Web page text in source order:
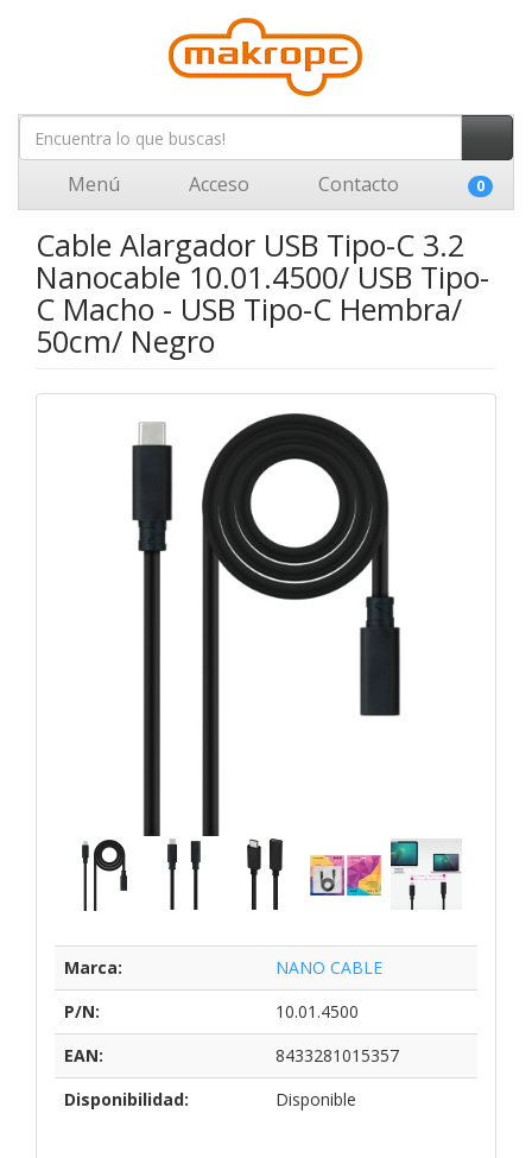
Menú Acceso Contacto 0
Cable Alargador USB Tipo-C 3.2
Nanocable 10.01.4500/ USB Tipo-
C Macho - USB Tipo-C Hembra/
50cm/ Negro
Marca:
NANO CABLE
P/N:
10.01.4500
EAN:
8433281015357
Disponibilidad:
Disponible